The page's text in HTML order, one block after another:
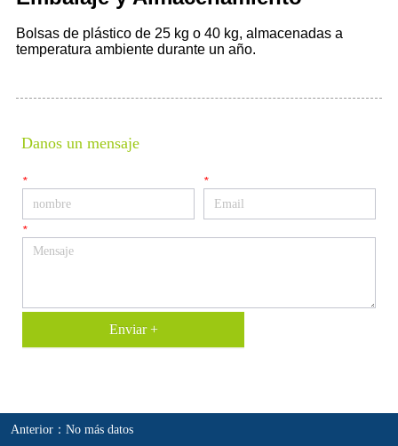
Danos un mensaje
* *
*
Enviar +
Anterior：No más datos